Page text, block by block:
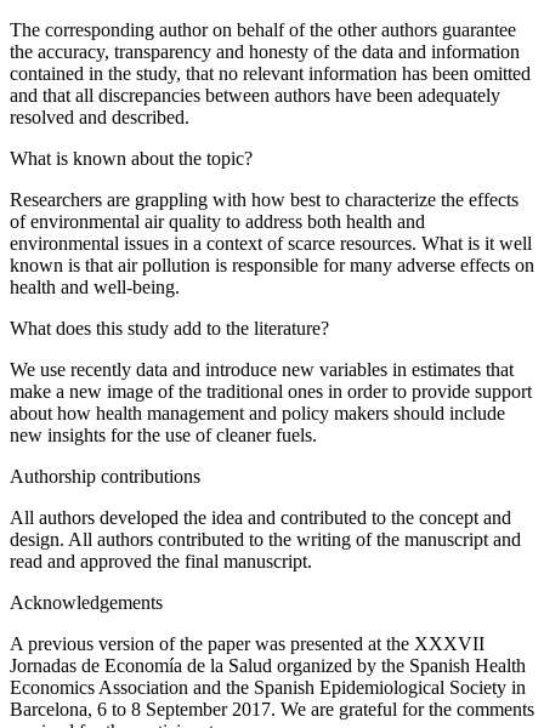
The corresponding author on behalf of the other authors guarantee
the accuracy, transparency and honesty of the data and information
contained in the study, that no relevant information has been omitted
and that all discrepancies between authors have been adequately
resolved and described.
What is known about the topic?
Researchers are grappling with how best to characterize the effects
of environmental air quality to address both health and
environmental issues in a context of scarce resources. What is it well
known is that air pollution is responsible for many adverse effects on
health and well-being.
What does this study add to the literature?
We use recently data and introduce new variables in estimates that
make a new image of the traditional ones in order to provide support
about how health management and policy makers should include
new insights for the use of cleaner fuels.
Authorship contributions
All authors developed the idea and contributed to the concept and
design. All authors contributed to the writing of the manuscript and
read and approved the final manuscript.
Acknowledgements
A previous version of the paper was presented at the XXXVII
Jornadas de Economía de la Salud organized by the Spanish Health
Economics Association and the Spanish Epidemiological Society in
Barcelona, 6 to 8 September 2017. We are grateful for the comments